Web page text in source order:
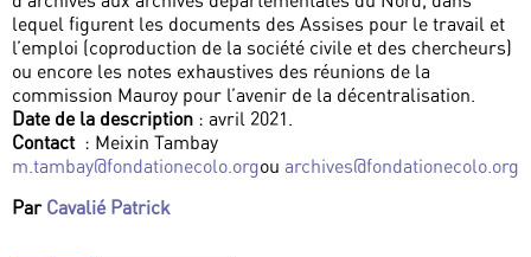
lequel figurent les documents des Assises pour le travail et
l’emploi (coproduction de la société civile et des chercheurs)
ou encore les notes exhaustives des réunions de la
commission Mauroy pour l’avenir de la décentralisation.
Date de la description : avril 2021.
Contact : Meixin Tambay
m.tambay@fondationecolo.orgou archives@fondationecolo.org
Par Cavalié Patrick